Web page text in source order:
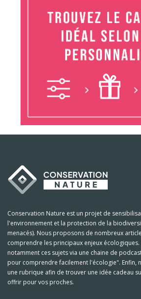
Conservation Nature est un projet de
l'environnement et la protection de la
menacés). Nous proposons de nombreux
comprendre les principaux enjeux
notamment ces sujets via une chaine de
pour comprendre facilement l'écologie". Enfin,
une rubrique afin de trouver une idée cadeau
offrir pour vos proches.